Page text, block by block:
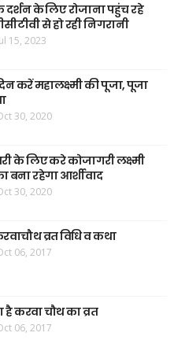
के लिए रोजाना पहुंच रहे
से हो रही निगरानी
15, 2023
करें महालक्ष्मी की पूजा, पूजा
30, 2020
के लिए करे कोजागरी लक्ष्मी
बना रहेगा आर्शीवाद
30, 2020
व्रत विधि व कथा
06, 2017
करवा चौथ का व्रत
06, 2017